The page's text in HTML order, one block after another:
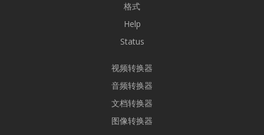
格式
Help
Status
视频转换器
音频转换器
文档转换器
图像转换器